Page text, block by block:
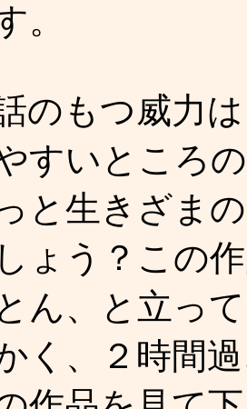
。
のもつ威力
すいところ
と生きざま
ょう？この
ん、と立っ
く、２時間